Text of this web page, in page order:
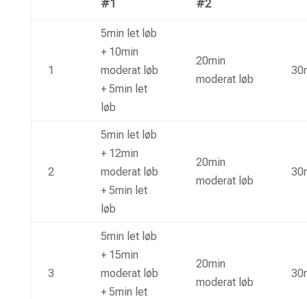
#1
#2
1
5min let løb
+ 10min
moderat løb
+ 5min let
løb
20min
moderat løb
2
5min let løb
+ 12min
moderat løb
+ 5min let
løb
20min
moderat løb
3
5min let løb
+ 15min
moderat løb
+ 5min let
20min
moderat løb